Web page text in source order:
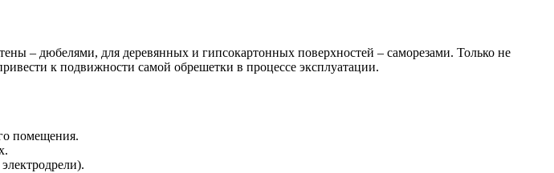
– дюбелями, для деревянных и гипсокартонных поверхностей – саморезами. Только не
к подвижности самой обрешетки в процессе эксплуатации.
помещения.